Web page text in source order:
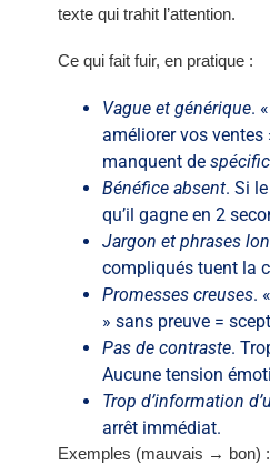
texte qui trahit l’attention.
Ce qui fait fuir, en pratique :
Vague et générique.
améliorer vos ventes
manquent de
Bénéfice absent. Si
qu’il gagne en 2
Jargon et phrases
compliqués tuent la
Promesses creuses.
» sans preuve =
Pas de contraste.
Aucune tension
Trop d’information
arrêt immédiat.
Exemples (mauvais → bon) :